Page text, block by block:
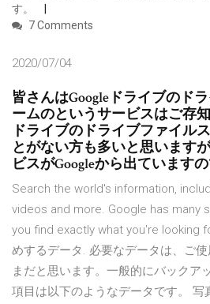
す。
7 Comments
2020/07/04
皆さんはGoogleドライブのド
ームのというサービスはご存
ドライブのドライブファイル
とがない方も多いと思います
ビスがGoogleから出ています
Search the world's information,
videos and more. Google has many
you find exactly what you're looking
めするデータ. 必要なデータは、ご
まだと思います。一般的にバックア
項目は以下のようなデータです。 写